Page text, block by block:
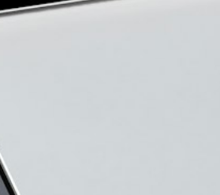
ser, igualmente, boas